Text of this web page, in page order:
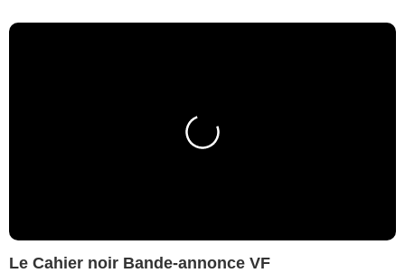
Le Cahier noir Bande-annonce VF